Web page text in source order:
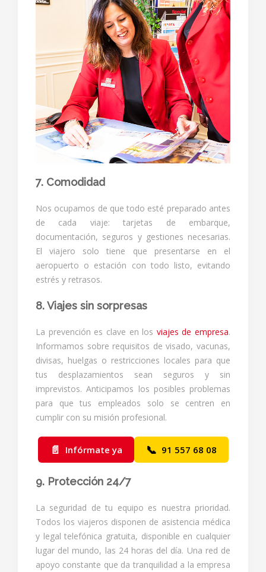
7. Comodidad
Nos ocupamos de que todo esté preparado antes
de cada viaje: tarjetas de embarque,
documentación, seguros y gestiones necesarias.
El viajero solo tiene que presentarse en el
aeropuerto o estación con todo listo, evitando
estrés y retrasos.
8. Viajes sin sorpresas
La prevención es clave en los viajes de empresa.
Informamos sobre requisitos de visado, vacunas,
divisas, huelgas o restricciones locales para que
tus desplazamientos sean seguros y sin
imprevistos. Anticipamos los posibles problemas
para que tus empleados solo se centren en
cumplir con su misión profesional.
📄 Infórmate ya 📞 91 557 68 08
9. Protección 24/7
La seguridad de tu equipo es nuestra prioridad.
Todos los viajeros disponen de asistencia médica
y legal telefónica gratuita, disponible en cualquier
lugar del mundo, las 24 horas del día. Una red de
apoyo constante que da tranquilidad a la empresa